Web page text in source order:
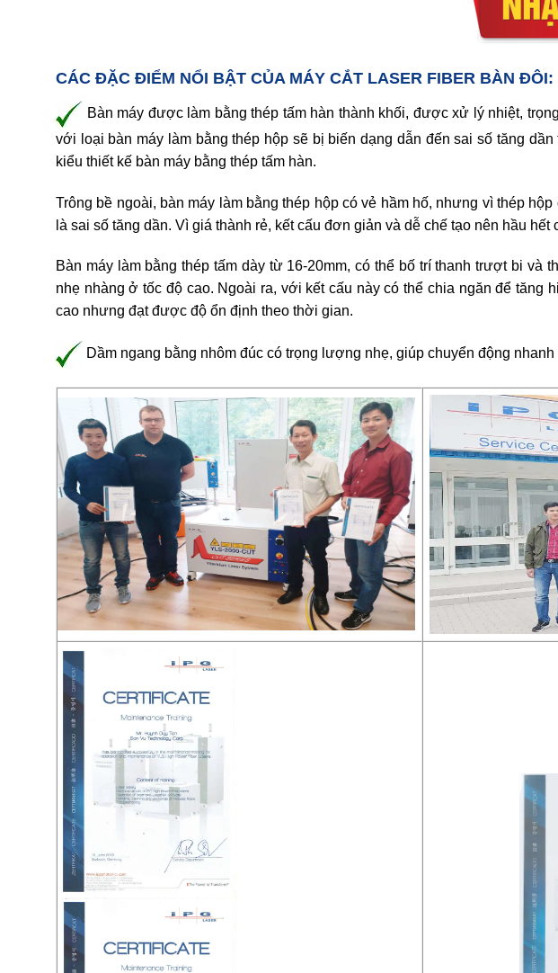
CÁC ĐẶC ĐIỂM NỔI BẬT CỦA MÁY CẮT LASER FIBER BÀN ĐÔI:
Bàn máy được làm bằng thép tấm hàn thành khối, được xử lý nhiệt,
với loại bàn máy làm bằng thép hộp sẽ bị biến dạng dẫn đến sai số tăng
kiểu thiết kế bàn máy bằng thép tấm hàn.
Trông bề ngoài, bàn máy làm bằng thép hộp có vẻ hầm hố, nhưng vì thép
là sai số tăng dần. Vì giá thành rẻ, kết cấu đơn giản và dễ chế tạo nên hầu
Bàn máy làm bằng thép tấm dày từ 16-20mm, có thể bố trí thanh trượt bi và
nhẹ nhàng ở tốc độ cao. Ngoài ra, với kết cấu này có thể chia ngăn để
cao nhưng đạt được độ ổn định theo thời gian.
Dầm ngang bằng nhôm đúc có trọng lượng nhẹ, giúp chuyển động